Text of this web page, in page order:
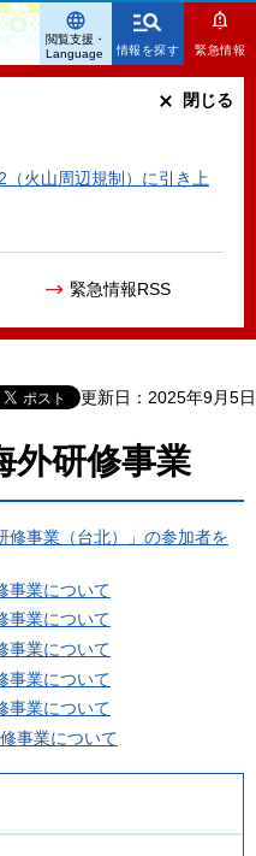
情報を探す 緊急情報
火山周辺規制）に引き上
緊急情報RSS
閉じる
閲覧支援・
Language
更新日：2025年9月5日
外研修事業
修事業（台北）」の参加者を
事業について
事業について
事業について
事業について
事業について
事業について